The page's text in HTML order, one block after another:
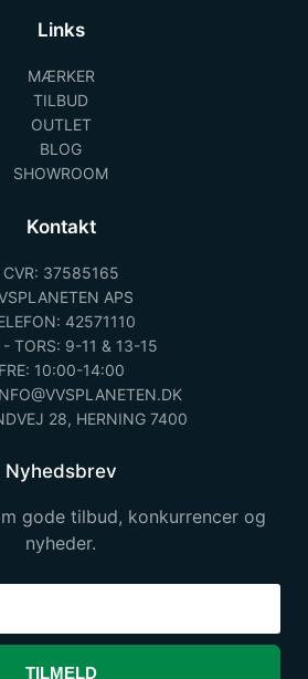
Links
MÆRKER
TILBUD
OUTLET
BLOG
SHOWROOM
Kontakt
CVR: 37585165
APS
42571110
- TORS: 9-11 & 13-15
FRE: 10:00-14:00
28, HERNING 7400
Nyhedsbrev
gode tilbud, konkurrencer og
nyheder.
TILMELD